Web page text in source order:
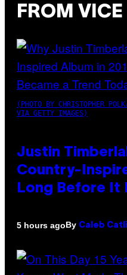
FROM VICE
(PHOTO BY CHRISTOPHER
VIA GETTY IMAGES)
Justin
Country-
Long Before It
5 hours agoBy Caleb